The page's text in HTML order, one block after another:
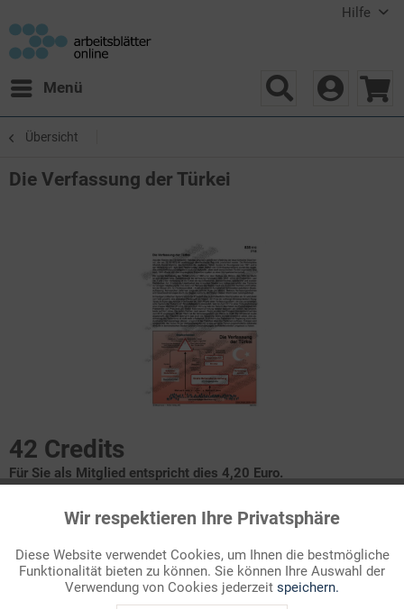
Hilfe
Menü
Übersicht
Die Verfassung der Türkei
42 Credits
Für Sie als Mitglied entspricht dies 4,20 Euro.
Infografik Nr. 838510
Aus den Resten des Osmanischen Reiches ging nach dem
Ersten Weltkrieg der neue türkische Staat hervor, der am
29.10.1923 als unabhängige demokratische Republik
Funktionale Aktiv
Marketing Inaktiv
Wir respektieren Ihre Privatsphäre
Diese Website verwendet Cookies, um Ihnen die bestmögliche
Funktionalität bieten zu können. Sie können Ihre Auswahl der
Verwendung von Cookies jederzeit speichern.